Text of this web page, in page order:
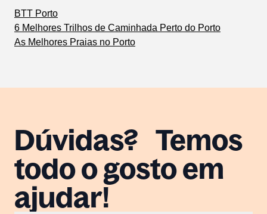
BTT Porto
6 Melhores Trilhos de Caminhada Perto do Porto
As Melhores Praias no Porto
Dúvidas? Temos
todo o gosto em
ajudar!